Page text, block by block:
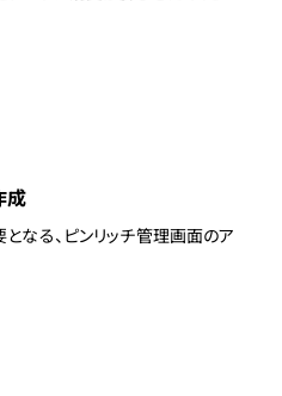
成
なる、ピンリッチ管理画面のア